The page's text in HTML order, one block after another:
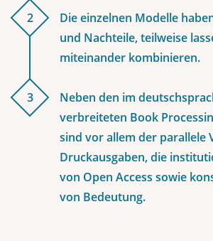
2
Die einzelnen Modelle
und Nachteile, teilweise
miteinander kombinieren.
3
Neben den im
verbreiteten Book
sind vor allem der parallele
Druckausgaben, die
von Open Access sowie
von Bedeutung.